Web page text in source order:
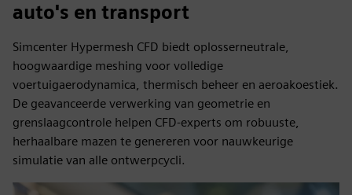
auto's en transport
Simcenter Hypermesh CFD biedt oplosserneutrale,
hoogwaardige meshing voor volledige
voertuigaerodynamica, thermisch beheer en aeroakoestiek.
De geavanceerde verwerking van geometrie en
grenslaagcontrole helpen CFD-experts om robuuste,
herhaalbare mazen te genereren voor nauwkeurige
simulatie van alle ontwerpcycli.